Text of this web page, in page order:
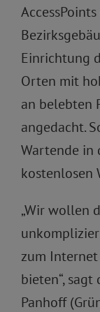
Einrichtung
Orten mit
an belebten
angedacht.
Wartende in
kostenlosen
„Wir wollen
zum
bieten“,
Panhoff